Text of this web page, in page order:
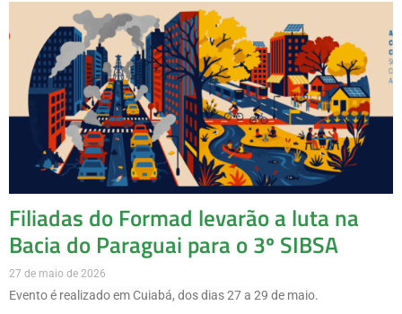
Filiadas do Formad levarão a luta na
Bacia do Paraguai para o 3º SIBSA
27 de maio de 2026
Evento é realizado em Cuiabá, dos dias 27 a 29 de maio.